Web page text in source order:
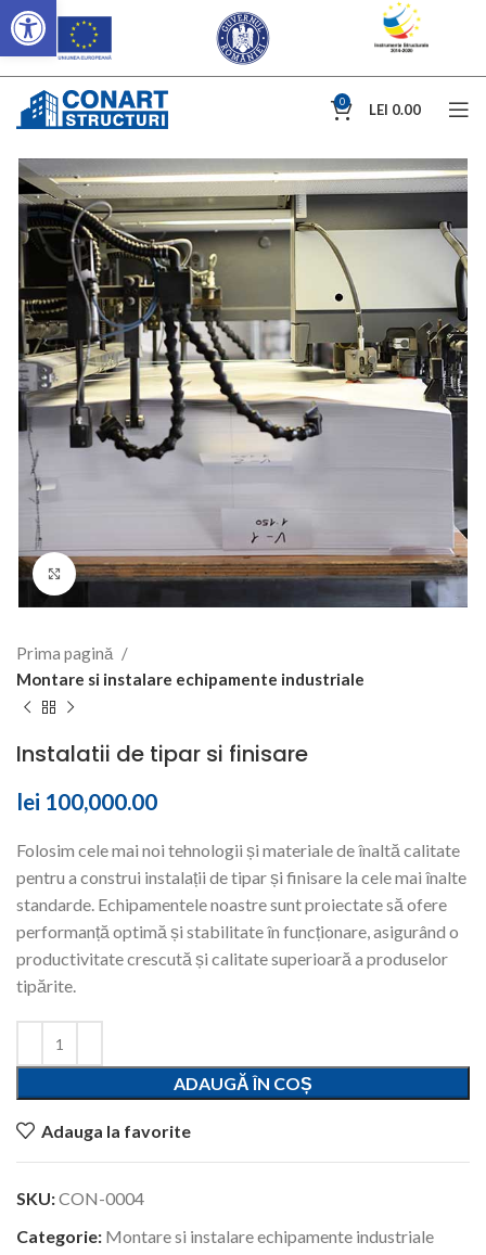
Deschide bara de unelte
0 LEI 0.00
Click to enlarge
Prima pagină
Montare si instalare echipamente industriale
Instalatii de tipar si finisare
lei 100,000.00
Folosim cele mai noi tehnologii și materiale de înaltă calitate
pentru a construi instalații de tipar și finisare la cele mai înalte
standarde. Echipamentele noastre sunt proiectate să ofere
performanță optimă și stabilitate în funcționare, asigurând o
productivitate crescută și calitate superioară a produselor
tipărite.
ADAUGĂ ÎN COȘ
Adauga la favorite
SKU:CON-0004
Categorie: Montare si instalare echipamente industriale